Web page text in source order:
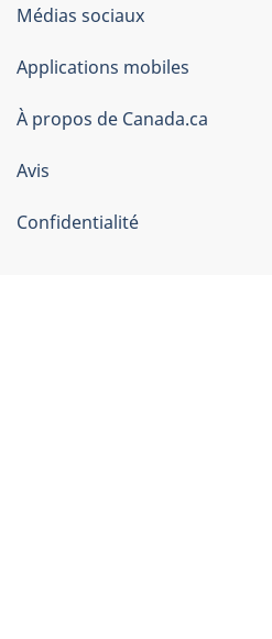
Organisation
du
gouvernement
du
Canada
Médias sociaux
Applications mobiles
À propos de Canada.ca
Avis
Confidentialité